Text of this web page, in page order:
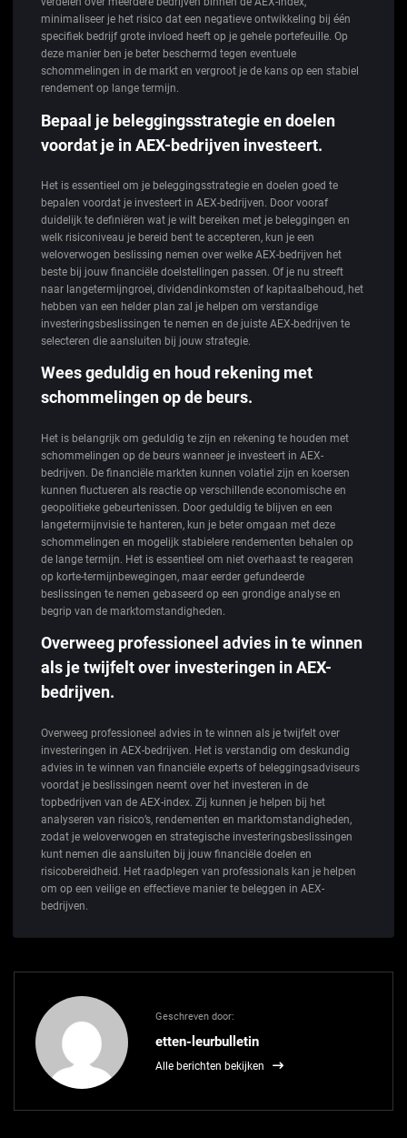
minimaliseer je het risico dat een negatieve ontwikkeling bij één
specifiek bedrijf grote invloed heeft op je gehele portefeuille. Op
deze manier ben je beter beschermd tegen eventuele
schommelingen in de markt en vergroot je de kans op een stabiel
rendement op lange termijn.
Bepaal je beleggingsstrategie en doelen
voordat je in AEX-bedrijven investeert.
Het is essentieel om je beleggingsstrategie en doelen goed te
bepalen voordat je investeert in AEX-bedrijven. Door vooraf
duidelijk te definiëren wat je wilt bereiken met je beleggingen en
welk risiconiveau je bereid bent te accepteren, kun je een
weloverwogen beslissing nemen over welke AEX-bedrijven het
beste bij jouw financiële doelstellingen passen. Of je nu streeft
naar langetermijngroei, dividendinkomsten of kapitaalbehoud, het
hebben van een helder plan zal je helpen om verstandige
investeringsbeslissingen te nemen en de juiste AEX-bedrijven te
selecteren die aansluiten bij jouw strategie.
Wees geduldig en houd rekening met
schommelingen op de beurs.
Het is belangrijk om geduldig te zijn en rekening te houden met
schommelingen op de beurs wanneer je investeert in AEX-
bedrijven. De financiële markten kunnen volatiel zijn en koersen
kunnen fluctueren als reactie op verschillende economische en
geopolitieke gebeurtenissen. Door geduldig te blijven en een
langetermijnvisie te hanteren, kun je beter omgaan met deze
schommelingen en mogelijk stabielere rendementen behalen op
de lange termijn. Het is essentieel om niet overhaast te reageren
op korte-termijnbewegingen, maar eerder gefundeerde
beslissingen te nemen gebaseerd op een grondige analyse en
begrip van de marktomstandigheden.
Overweeg professioneel advies in te winnen
als je twijfelt over investeringen in AEX-
bedrijven.
Overweeg professioneel advies in te winnen als je twijfelt over
investeringen in AEX-bedrijven. Het is verstandig om deskundig
advies in te winnen van financiële experts of beleggingsadviseurs
voordat je beslissingen neemt over het investeren in de
topbedrijven van de AEX-index. Zij kunnen je helpen bij het
analyseren van risico’s, rendementen en marktomstandigheden,
zodat je weloverwogen en strategische investeringsbeslissingen
kunt nemen die aansluiten bij jouw financiële doelen en
risicobereidheid. Het raadplegen van professionals kan je helpen
om op een veilige en effectieve manier te beleggen in AEX-
bedrijven.
Geschreven door:
etten-leurbulletin
Alle berichten bekijken